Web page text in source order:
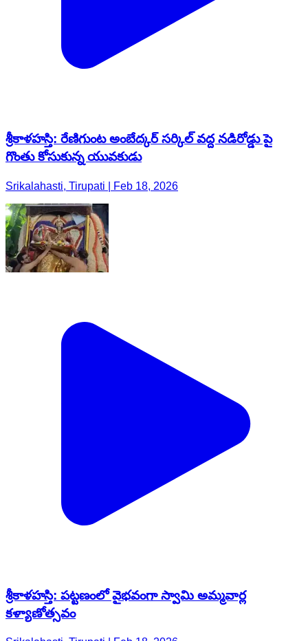
శ్రీకాళహస్తి: రేణిగుంట అంబేద్కర్ సర్కిల్ వద్ద నడిరోడ్డు పై
గొంతు కోసుకున్న యువకుడు
Srikalahasti, Tirupati | Feb 18, 2026
శ్రీకాళహస్తి: పట్టణంలో వైభవంగా స్వామి అమ్మవార్ల
కళ్యాణోత్సవం